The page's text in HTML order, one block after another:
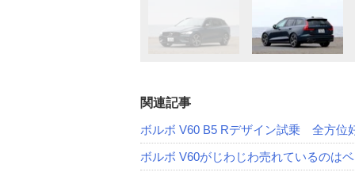
関連記事
ボルボ V60 B5 Rデザイン試乗 全方位
ボルボ V60がじわじわ売れているのは